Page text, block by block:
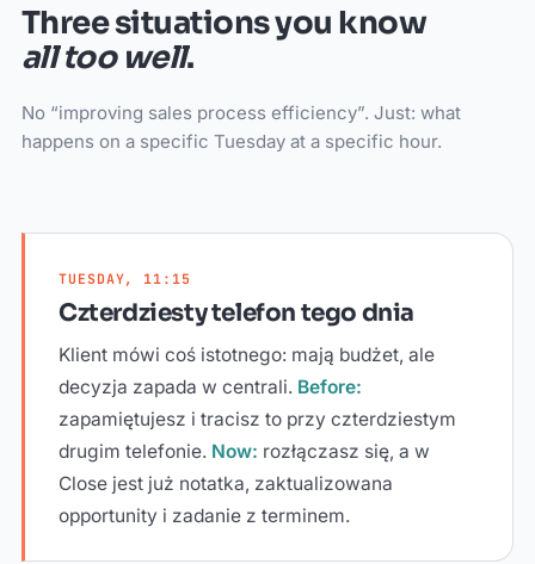
Three situations you know
all too well.
No “improving sales process efficiency”. Just: what
happens on a specific Tuesday at a specific hour.
TUESDAY, 11:15
Czterdziesty telefon tego dnia
Klient mówi coś istotnego: mają budżet, ale
decyzja zapada w centrali. Before:
zapamiętujesz i tracisz to przy czterdziestym
drugim telefonie. Now: rozłączasz się, a w
Close jest już notatka, zaktualizowana
opportunity i zadanie z terminem.